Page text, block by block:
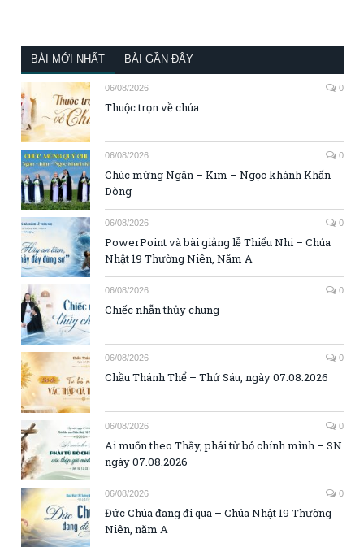
BÀI MỚI NHẤT BÀI GẦN ĐÂY
06/08/2026 0
Thuộc trọn về chúa
06/08/2026 0
Chúc mừng Ngân – Kim – Ngọc khánh Khấn
Dòng
06/08/2026 0
PowerPoint và bài giảng lễ Thiếu Nhi – Chúa
Nhật 19 Thường Niên, Năm A
06/08/2026 0
Chiếc nhẫn thủy chung
06/08/2026 0
Chầu Thánh Thể – Thứ Sáu, ngày 07.08.2026
06/08/2026 0
Ai muốn theo Thầy, phải từ bỏ chính mình – SN
ngày 07.08.2026
06/08/2026 0
Đức Chúa đang đi qua – Chúa Nhật 19 Thường
Niên, năm A